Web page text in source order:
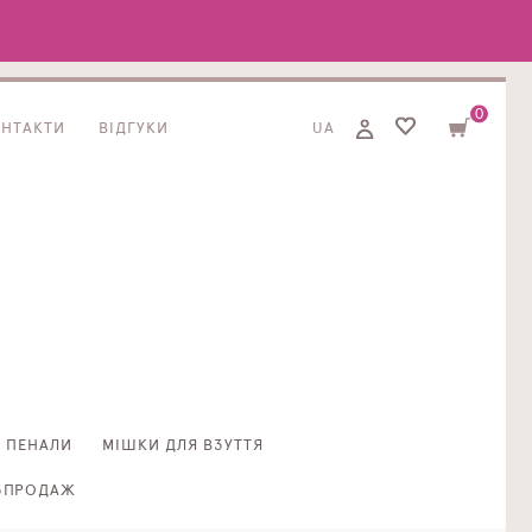
ВІДГУКИ UA
0
ПЕНАЛИ МІШКИ ДЛЯ ВЗУТТЯ